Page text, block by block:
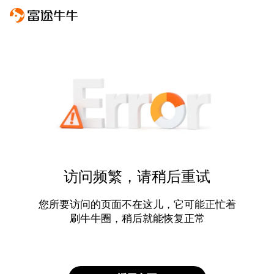
访问频繁，请稍后重试
您所要访问的页面不在这儿，它可能正忙着
刷牛牛圈，稍后就能恢复正常